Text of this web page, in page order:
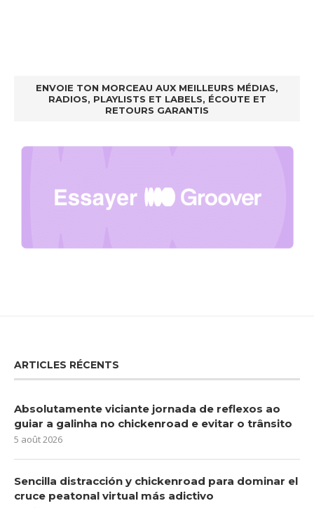
ENVOIE TON MORCEAU AUX MEILLEURS MÉDIAS,
RADIOS, PLAYLISTS ET LABELS, ÉCOUTE ET
RETOURS GARANTIS
ARTICLES RÉCENTS
Absolutamente viciante jornada de reflexos ao
guiar a galinha no chickenroad e evitar o trânsito
5 août 2026
Sencilla distracción y chickenroad para dominar el
cruce peatonal virtual más adictivo